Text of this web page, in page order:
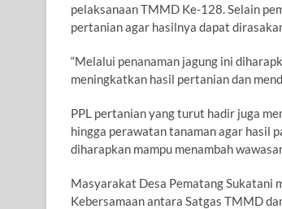
pelaksanaan TMMD Ke-128. Selain
pertanian agar hasilnya dapat
“Melalui penanaman jagung ini
meningkatkan hasil pertanian dan
PPL pertanian yang turut hadir juga
hingga perawatan tanaman agar hasil
diharapkan mampu menambah
Masyarakat Desa Pematang Sukatani
Kebersamaan antara Satgas TMMD